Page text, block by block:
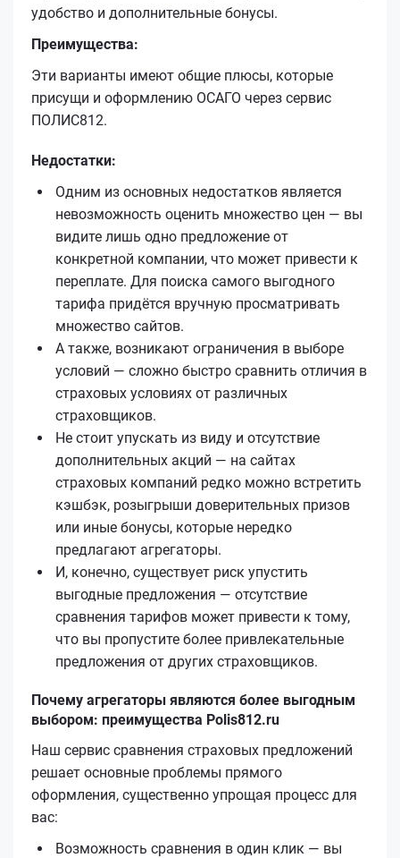
удобство и дополнительные бонусы.
Преимущества:
Эти варианты имеют общие плюсы, которые
присущи и оформлению ОСАГО через сервис
ПОЛИС812.
Недостатки:
Одним из основных недостатков является
невозможность оценить множество цен — вы
видите лишь одно предложение от
конкретной компании, что может привести к
переплате. Для поиска самого выгодного
тарифа придётся вручную просматривать
множество сайтов.
А также, возникают ограничения в выборе
условий — сложно быстро сравнить отличия в
страховых условиях от различных
страховщиков.
Не стоит упускать из виду и отсутствие
дополнительных акций — на сайтах
страховых компаний редко можно встретить
кэшбэк, розыгрыши доверительных призов
или иные бонусы, которые нередко
предлагают агрегаторы.
И, конечно, существует риск упустить
выгодные предложения — отсутствие
сравнения тарифов может привести к тому,
что вы пропустите более привлекательные
предложения от других страховщиков.
Почему агрегаторы являются более выгодным
выбором: преимущества Polis812.ru
Наш сервис сравнения страховых предложений
решает основные проблемы прямого
оформления, существенно упрощая процесс для
вас:
Возможность сравнения в один клик — вы